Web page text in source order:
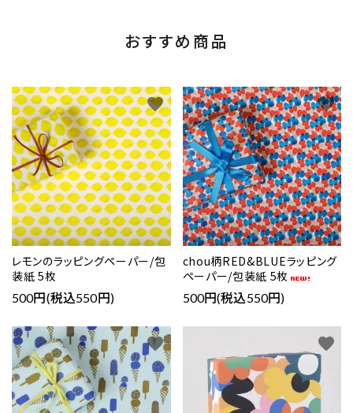
おすすめ商品
レモンのラッピングペーパー/包
装紙 5枚
500円(税込550円)
favorite
chou柄RED&BLUEラッピング
ペーパー/包装紙 5枚
500円(税込550円)
favorite
favorite favorite